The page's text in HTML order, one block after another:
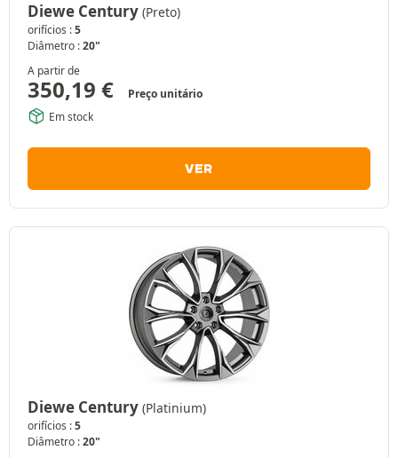
Diewe Century (Preto)
orifícios :5
Diâmetro :20"
A partir de
350,19 €
Preço unitário
Em stock
VER
Diewe Century (Platinium)
orifícios :5
Diâmetro :20"